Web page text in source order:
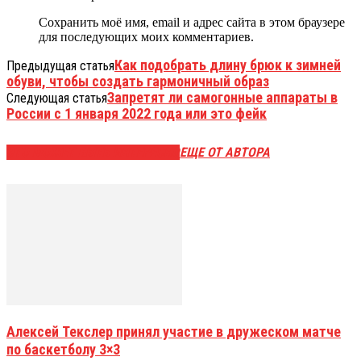
Сохранить моё имя, email и адрес сайта в этом браузере
для последующих моих комментариев.
Предыдущая статьяКак подобрать длину брюк к зимней
обуви, чтобы создать гармоничный образ
Следующая статьяЗапретят ли самогонные аппараты в
России с 1 января 2022 года или это фейк
ЕЩЕ ОТ АВТОРА
Алексей Текслер принял участие в дружеском матче
по баскетболу 3×3